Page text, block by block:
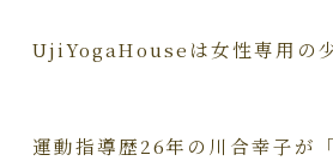
UjiYogaHouseは女性専用の少
運動指導歴26年の川合幸子が